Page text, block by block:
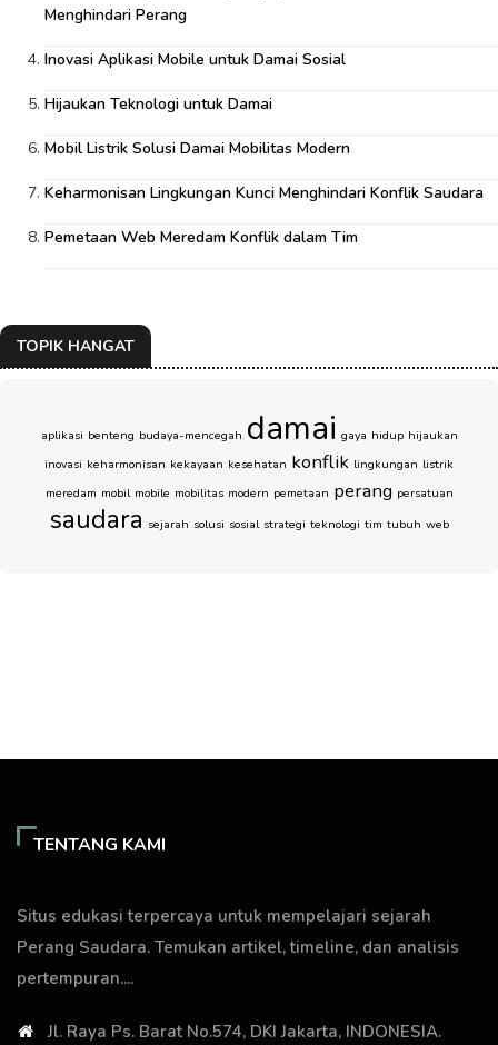
Menghindari Perang
Inovasi Aplikasi Mobile untuk Damai Sosial
Hijaukan Teknologi untuk Damai
Mobil Listrik Solusi Damai Mobilitas Modern
Keharmonisan Lingkungan Kunci Menghindari Konflik Saudara
Pemetaan Web Meredam Konflik dalam Tim
TOPIK HANGAT
aplikasi benteng budaya-mencegah damai gaya hidup hijaukan
inovasi keharmonisan kekayaan kesehatan konflik lingkungan listrik
meredam mobil mobile mobilitas modern pemetaan perang persatuan
saudara sejarah solusi sosial strategi teknologi tim tubuh web
TENTANG KAMI
Situs edukasi terpercaya untuk mempelajari sejarah
Perang Saudara. Temukan artikel, timeline, dan analisis
pertempuran....
Jl. Raya Ps. Barat No.574, DKI Jakarta, INDONESIA.